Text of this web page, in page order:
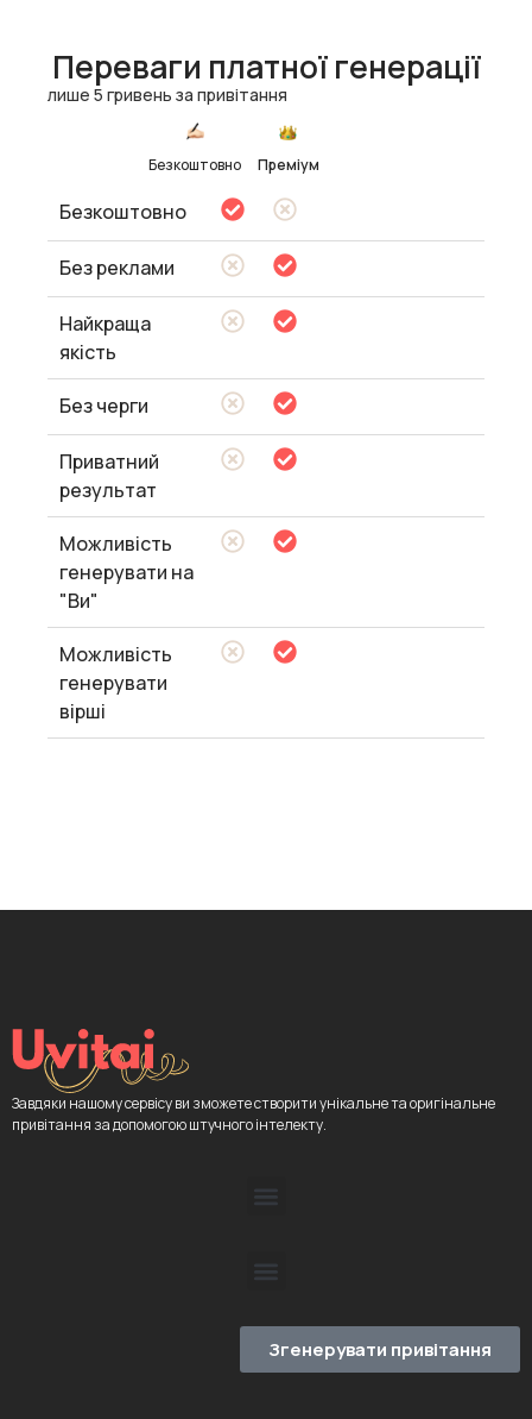
Переваги платної генерації
лише 5 гривень за привітання
Безкоштовно Преміум
Безкоштовно
Без реклами
Найкраща
якість
Без черги
Приватний
результат
Можливість
генерувати на
"Ви"
Можливість
генерувати
вірші
Завдяки нашому сервісу ви зможете створити унікальне та оригінальне
привітання за допомогою штучного інтелекту.
Згенерувати привітання